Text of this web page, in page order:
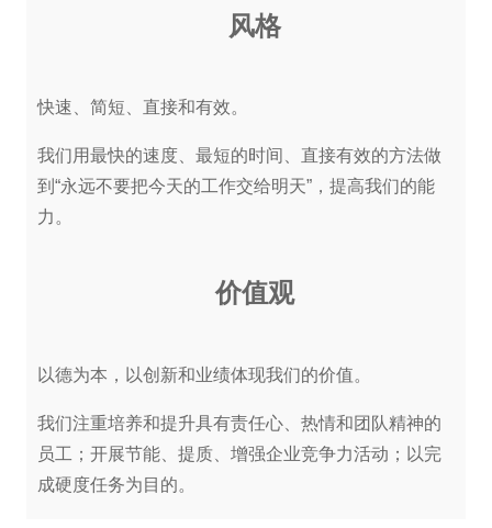
风格
快速、简短、直接和有效。
我们用最快的速度、最短的时间、直接有效的方法做
到“永远不要把今天的工作交给明天”，提高我们的能
力。
价值观
以德为本，以创新和业绩体现我们的价值。
我们注重培养和提升具有责任心、热情和团队精神的
员工；开展节能、提质、增强企业竞争力活动；以完
成硬度任务为目的。